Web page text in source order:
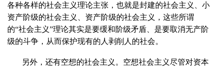
各种各样的社会主义理论主张，也就是封建的社会主义、小
资产阶级的社会主义、资产阶级的社会主义，这些所谓
的“社会主义”理论其实是要缓和阶级矛盾、是要取消无产阶
级的斗争，从而保护现有的人剥削人的社会。
另外，还有空想的社会主义。空想社会主义尽管对资本